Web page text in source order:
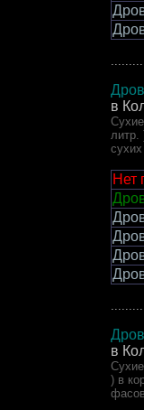
в
литр.
Нет
в
) в